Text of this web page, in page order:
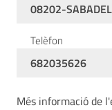
08202-
Telèfon
682035626
Més informació de